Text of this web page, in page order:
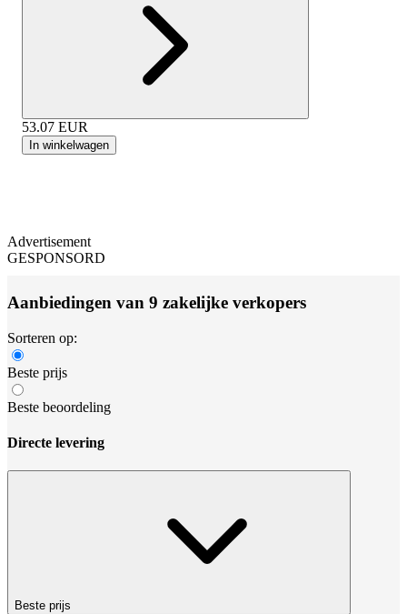
53.07 EUR
In winkelwagen
Advertisement
GESPONSORD
Aanbiedingen van 9 zakelijke verkopers
Sorteren op:
Beste prijs
Beste beoordeling
Directe levering
Beste prijs